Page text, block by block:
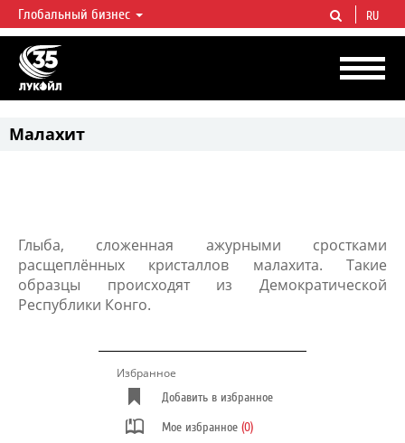
ЛУКОЙЛ СЕГОДНЯ
ЛУКОЙЛ — одна из крупнейших вертикально интегрированных
нефтегазовых компаний в мире, на долю которой приходится более 2%
мировой добычи нефти и около 1% доказанных запасов углеводородов.
Глобальный бизнес RU
Малахит
Глыба, сложенная ажурными сростками
расщеплённых кристаллов малахита. Такие
образцы происходят из Демократической
Республики Конго.
Избранное
Добавить в избранное
Мое избранное (0)